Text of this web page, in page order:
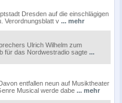
Dresden auf die einschlägigen
Verordnungsblatt v ... mehr
Ulrich Wilhelm zum
für das Nordwestradio sagte ...
entfallen neun auf Musiktheater
Musical werde dabe ... mehr